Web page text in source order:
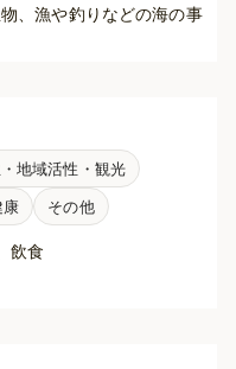
、漁や釣りなどの海の事
地域活性・観光
康 その他
飲食